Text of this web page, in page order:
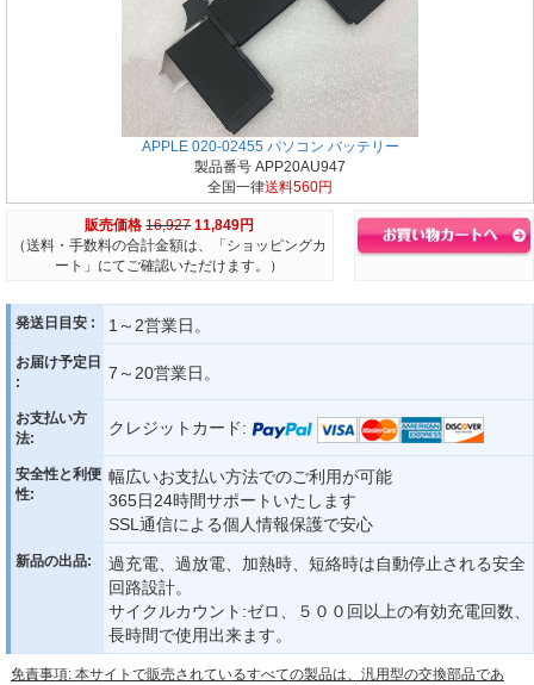
APPLE 020-02455 パソコン バッテリー
製品番号 APP20AU947
全国一律送料560円
販売価格 16,927 11,849円
（送料・手数料の合計金額は、「ショッピングカ
ート」にてご確認いただけます。）
発送日目安 : 1～2営業日。
お届け予定日
:
7～20営業日。
お支払い方
法:
クレジットカード:
安全性と利便
性:
幅広いお支払い方法でのご利用が可能
365日24時間サポートいたします
SSL通信による個人情報保護で安心
新品の出品:
過充電、過放電、加熱時、短絡時は自動停止される安全
回路設計。
サイクルカウント:ゼロ、５００回以上の有効充電回数、
長時間で使用出来ます。
免責事項: 本サイトで販売されているすべての製品は、汎用型の交換部品であ